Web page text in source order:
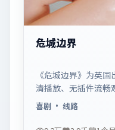
危城边界
《危城边界》为英
清播放、无插件流畅
合休闲一口气追看。
喜剧· 线路